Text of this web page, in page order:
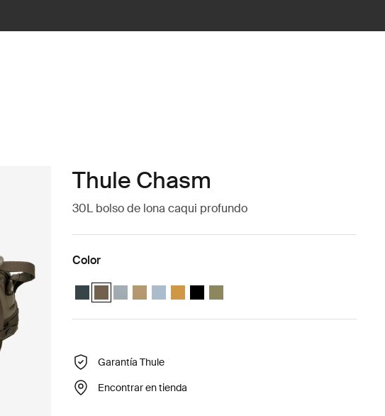
Thule Chasm
30L bolso de lona caqui profundo
Color
Thule Chasm 30L duffel Azul oscuro
Thule Chasm 30L duffel Caqui oscuro (selected)
Thule Chasm 30L duffel Azul suave
Thule Chasm 30L duffel Beige suave
Thule Chasm 30L duffel Gris estanque
Thule Chasm 30L duffel Dorado
Thule Chasm 30L duffel Negro
Thule Chasm 30L duffel Verde olivino
Garantía Thule
Encontrar en tienda